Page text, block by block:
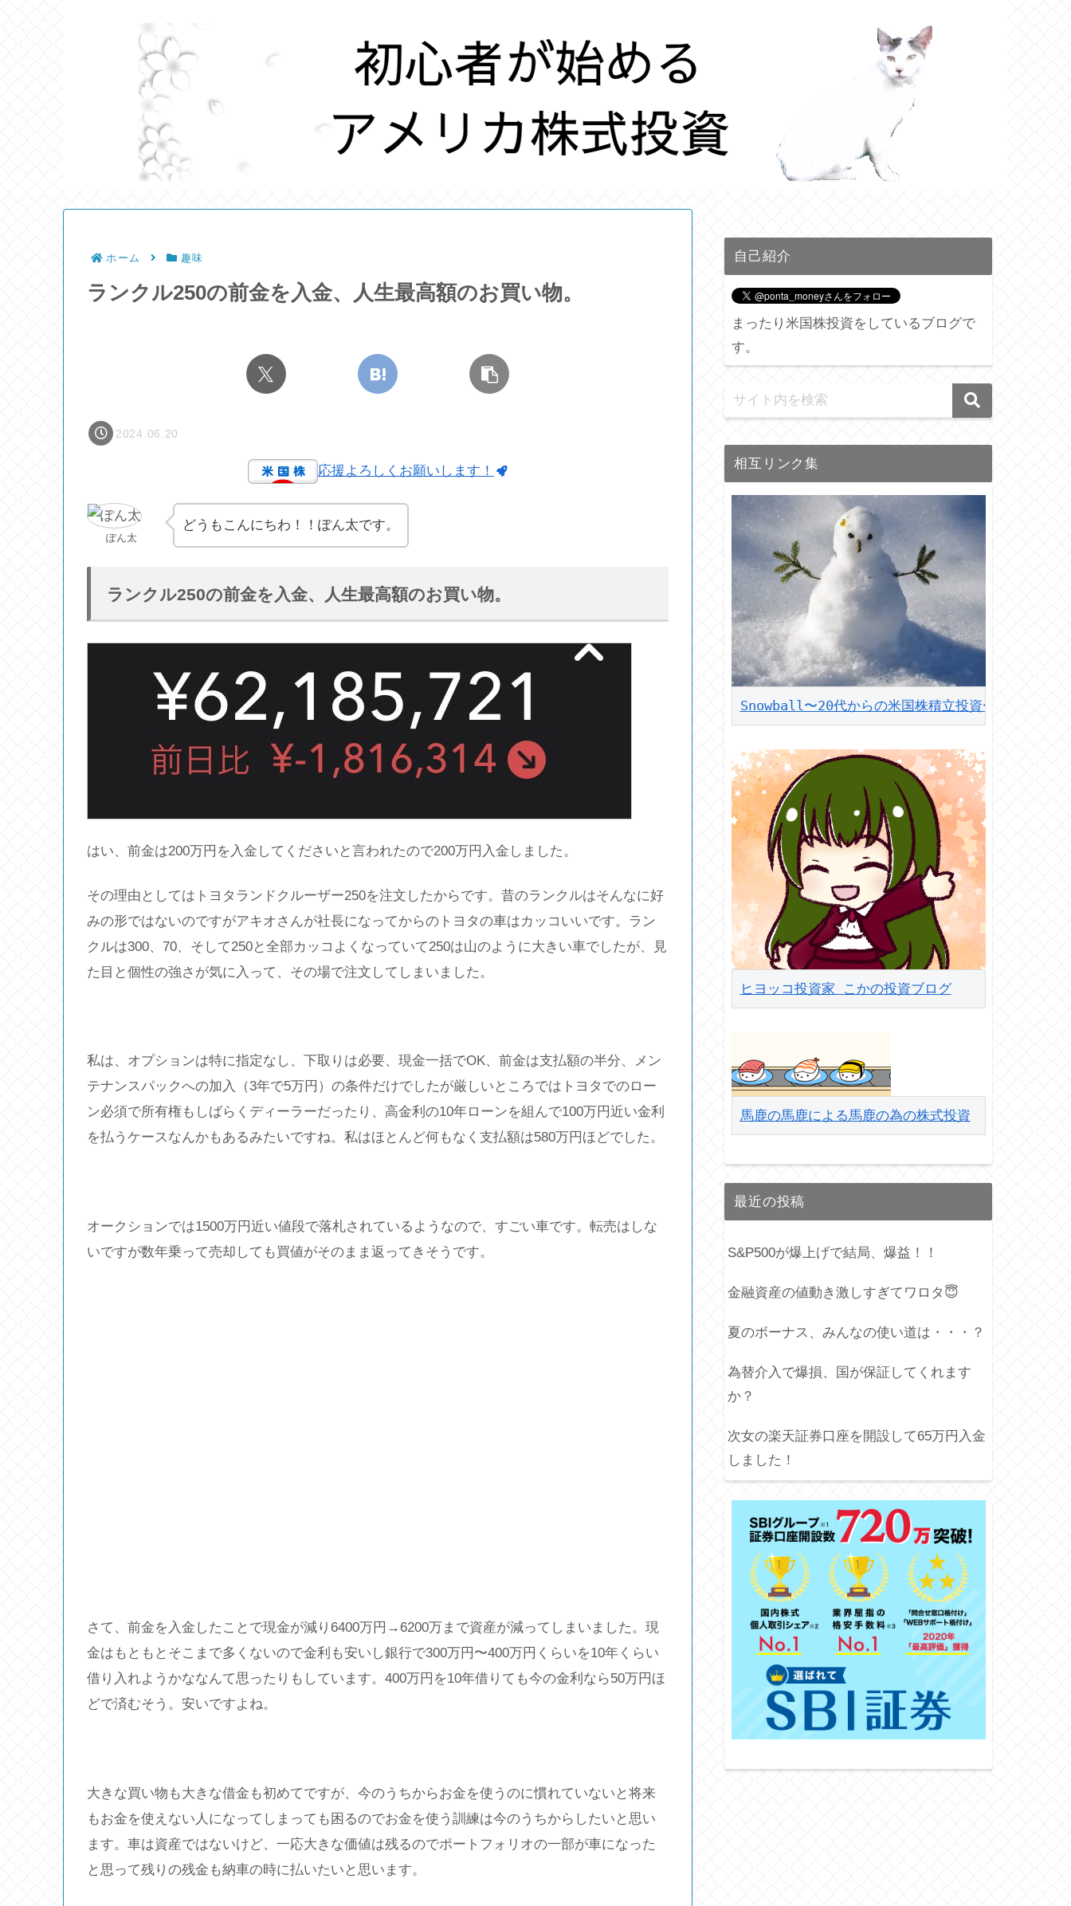
ホーム 趣味
ランクル250の前金を入金、人生最高額のお買い物。
2024.06.20
応援よろしくお願いします！
ぽん太
どうもこんにちわ！！ぽん太です。
ランクル250の前金を入金、人生最高額のお買い物。
はい、前金は200万円を入金してくださいと言われたので200万円入金しました。
その理由としてはトヨタランドクルーザー250を注文したからです。昔のランクルはそんなに好
みの形ではないのですがアキオさんが社長になってからのトヨタの車はカッコいいです。ラン
クルは300、70、そして250と全部カッコよくなっていて250は山のように大きい車でしたが、見
た目と個性の強さが気に入って、その場で注文してしまいました。
私は、オプションは特に指定なし、下取りは必要、現金一括でOK、前金は支払額の半分、メン
テナンスパックへの加入（3年で5万円）の条件だけでしたが厳しいところではトヨタでのロー
ン必須で所有権もしばらくディーラーだったり、高金利の10年ローンを組んで100万円近い金利
を払うケースなんかもあるみたいですね。私はほとんど何もなく支払額は580万円ほどでした。
オークションでは1500万円近い値段で落札されているようなので、すごい車です。転売はしな
いですが数年乗って売却しても買値がそのまま返ってきそうです。
さて、前金を入金したことで現金が減り6400万円→6200万まで資産が減ってしまいました。現
金はもともとそこまで多くないので金利も安いし銀行で300万円〜400万円くらいを10年くらい
借り入れようかななんて思ったりもしています。400万円を10年借りても今の金利なら50万円ほ
どで済むそう。安いですよね。
大きな買い物も大きな借金も初めてですが、今のうちからお金を使うのに慣れていないと将来
もお金を使えない人になってしまっても困るのでお金を使う訓練は今のうちからしたいと思い
ます。車は資産ではないけど、一応大きな価値は残るのでポートフォリオの一部が車になった
と思って残りの残金も納車の時に払いたいと思います。
自己紹介
まったり米国株投資をしているブログで
す。
相互リンク集
Snowball〜20代からの米国株積立投資〜
ヒヨッコ投資家 こかの投資ブログ
馬鹿の馬鹿による馬鹿の為の株式投資
最近の投稿
S&P500が爆上げで結局、爆益！！
金融資産の値動き激しすぎてワロタ😇
夏のボーナス、みんなの使い道は・・・？
為替介入で爆損、国が保証してくれます
か？
次女の楽天証券口座を開設して65万円入金
しました！